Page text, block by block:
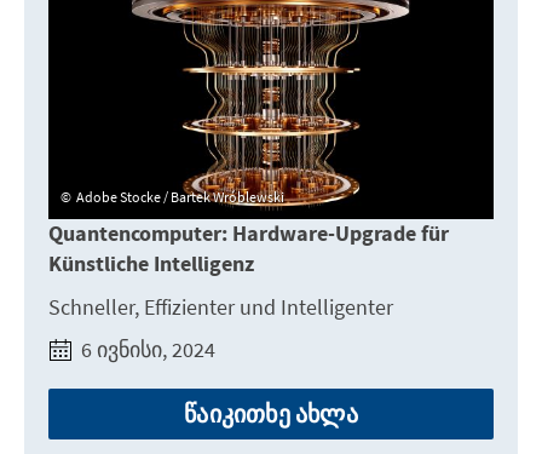
Adobe Stocke / Bartek Wróblewski
Quantencomputer: Hardware-Upgrade für
Künstliche Intelligenz
Schneller, Effizienter und Intelligenter
6 ივნისი, 2024
წაიკითხე ახლა